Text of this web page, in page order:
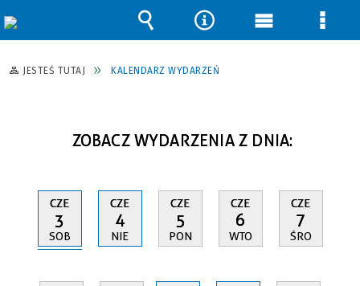
JESTEŚ TUTAJ KALENDARZ WYDARZEŃ
ZOBACZ WYDARZENIA Z DNIA:
CZE
3
SOB
CZE
4
NIE
CZE
5
PON
CZE
6
WTO
CZE
7
ŚRO
Wyszukiwarka
Narzędzia
Menu Menu